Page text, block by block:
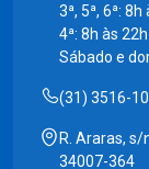
3ª, 5ª, 6ª: 8h
4ª: 8h às 22h
Sábado e
(31) 3516-
R. Araras, s/
34007-364